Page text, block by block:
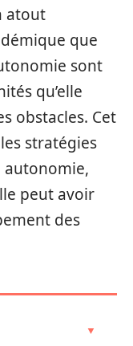
atout
que
sont
qu’elle
obstacles. Cet
stratégies
autonomie,
peut avoir
des